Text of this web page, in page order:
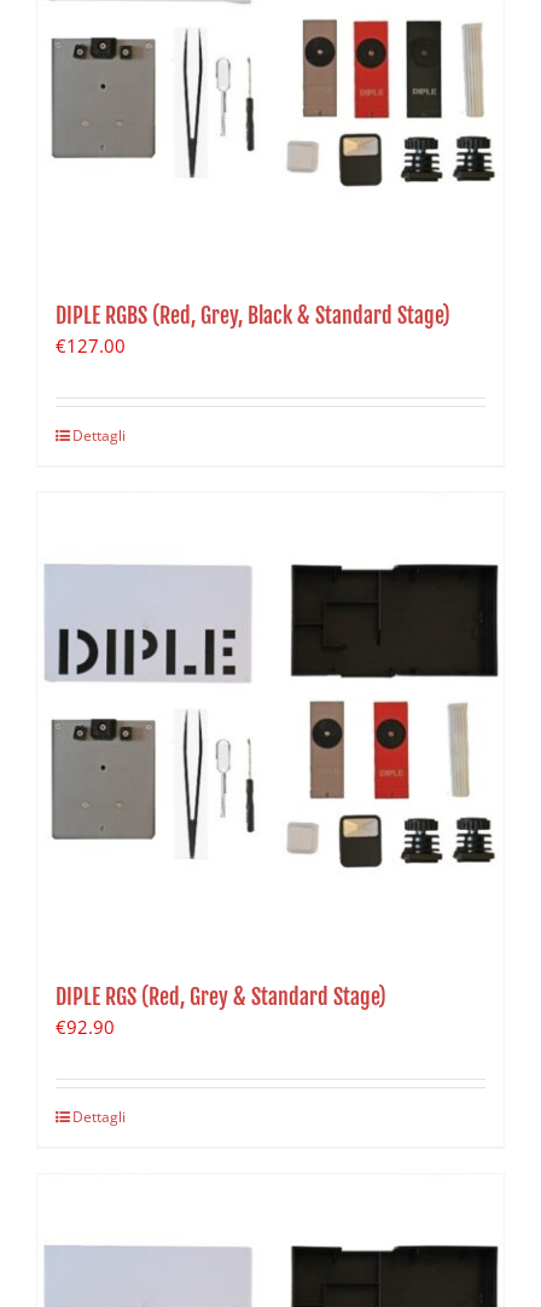
DIPLE RGBS (Red, Grey, Black & Standard Stage)
€127.00
Dettagli
DIPLE RGS (Red, Grey & Standard Stage)
€92.90
Dettagli